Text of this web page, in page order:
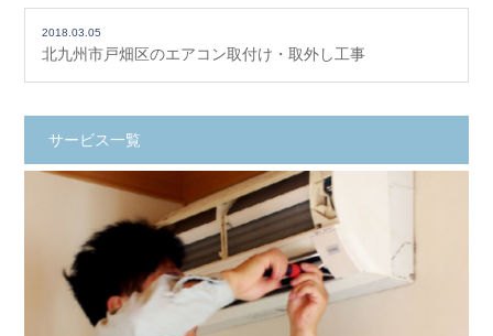
2018.03.05
北九州市戸畑区のエアコン取付け・取外し工事
サービス一覧